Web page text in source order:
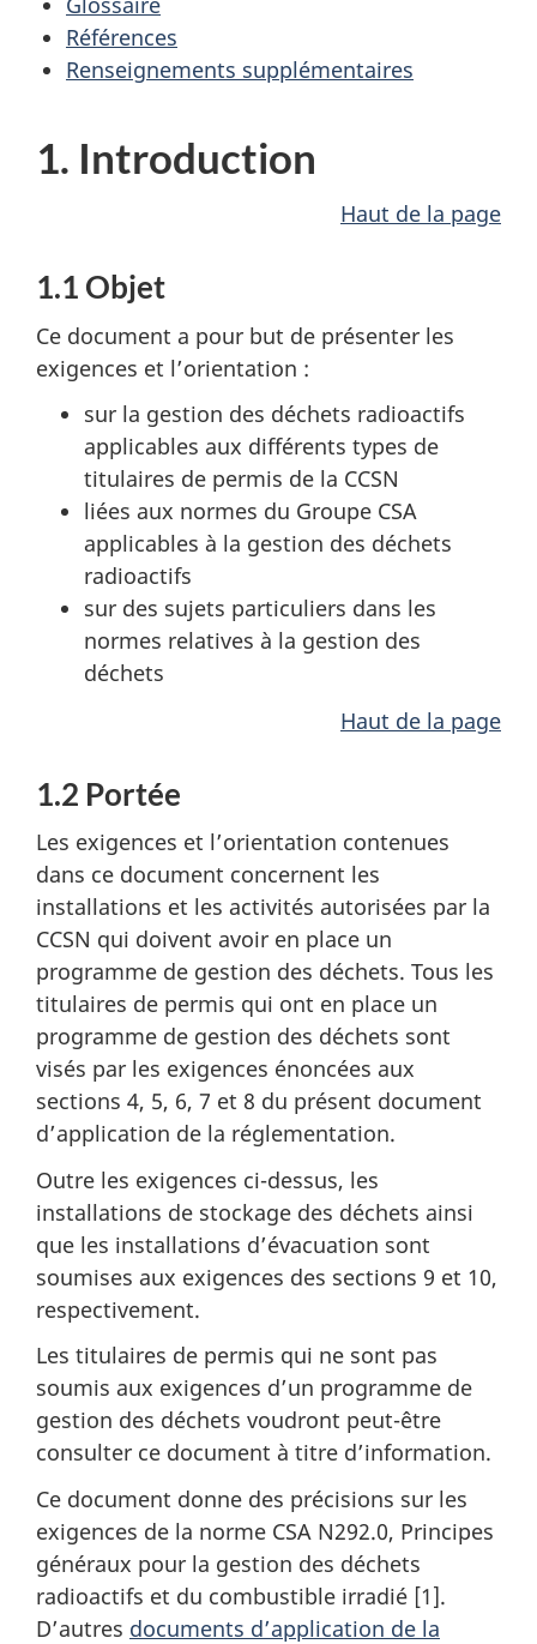
Références
Renseignements supplémentaires
1. Introduction
Haut de la page
1.1 Objet
Ce document a pour but de présenter les
exigences et l’orientation :
sur la gestion des déchets radioactifs
applicables aux différents types de
titulaires de permis de la CCSN
liées aux normes du Groupe CSA
applicables à la gestion des déchets
radioactifs
sur des sujets particuliers dans les
normes relatives à la gestion des
déchets
Haut de la page
1.2 Portée
Les exigences et l’orientation contenues
dans ce document concernent les
installations et les activités autorisées par la
CCSN qui doivent avoir en place un
programme de gestion des déchets. Tous les
titulaires de permis qui ont en place un
programme de gestion des déchets sont
visés par les exigences énoncées aux
sections 4, 5, 6, 7 et 8 du présent document
d’application de la réglementation.
Outre les exigences ci-dessus, les
installations de stockage des déchets ainsi
que les installations d’évacuation sont
soumises aux exigences des sections 9 et 10,
respectivement.
Les titulaires de permis qui ne sont pas
soumis aux exigences d’un programme de
gestion des déchets voudront peut-être
consulter ce document à titre d’information.
Ce document donne des précisions sur les
exigences de la norme CSA N292.0, Principes
généraux pour la gestion des déchets
radioactifs et du combustible irradié [1].
D’autres documents d’application de la